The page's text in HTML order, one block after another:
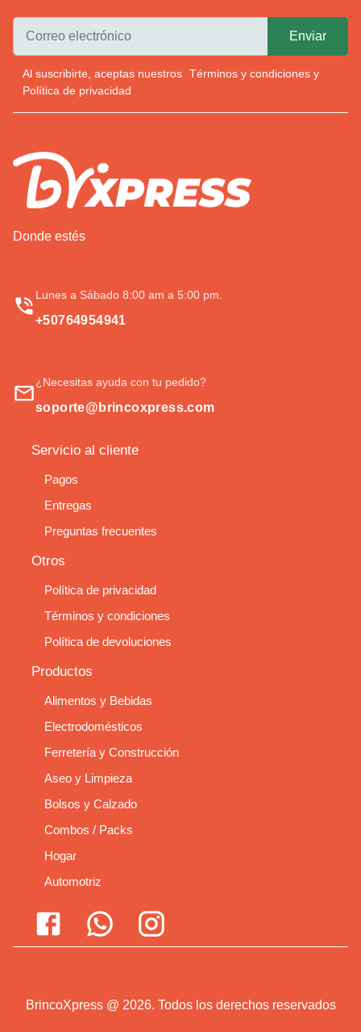
Al suscribirte, aceptas nuestros Términos y condiciones y
Política de privacidad
Donde estés
Lunes a Sábado 8:00 am a 5:00 pm.
+50764954941
¿Necesitas ayuda con tu pedido?
soporte@brincoxpress.com
Servicio al cliente
Pagos
Entregas
Preguntas frecuentes
Otros
Política de privacidad
Términos y condiciones
Política de devoluciones
Productos
Alimentos y Bebidas
Electrodomésticos
Ferretería y Construcción
Aseo y Limpieza
Bolsos y Calzado
Combos / Packs
Hogar
Automotriz
BrincoXpress@ 2026. Todos los derechos reservados